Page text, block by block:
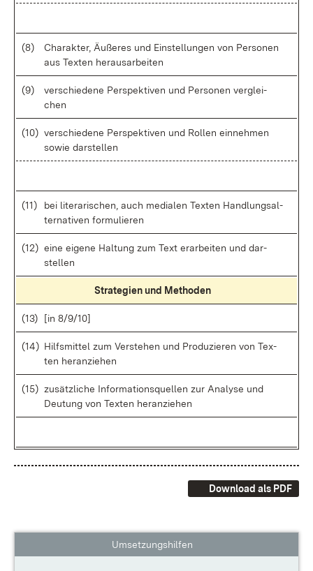
(8)
Cha­rak­ter, Äu­ße­res und Ein­stel­lun­gen von Per­so­nen
aus Tex­ten her­aus­ar­bei­ten
(9)
ver­schie­de­ne Per­spek­ti­ven und Per­so­nen ver­glei­
chen
(10) ver­schie­de­ne Per­spek­ti­ven und Rol­len ein­neh­men
so­wie dar­stel­len
(11)
bei li­te­ra­ri­schen, auch me­dia­len Tex­ten Hand­lungs­al­
ter­na­ti­ven for­mu­lie­ren
(12) ei­ne ei­ge­ne Hal­tung zum Text er­ar­bei­ten und dar­
stel­len
Stra­te­gi­en und Me­tho­den
(13) [in 8/9/10]
(14) Hilfs­mit­tel zum Ver­ste­hen und Pro­du­zie­ren von Tex­
ten her­an­zie­hen
(15) zu­sätz­li­che In­for­ma­ti­ons­quel­len zur Ana­ly­se und
Deu­tung von Tex­ten her­an­zie­hen
Download als PDF
Umsetzungshilfen